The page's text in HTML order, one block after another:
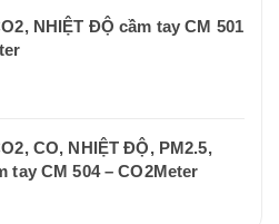
NHIỆT ĐỘ cầm tay CM 501
CO, NHIỆT ĐỘ, PM2.5,
tay CM 504 – CO2Meter